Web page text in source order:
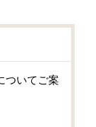
ついてご案